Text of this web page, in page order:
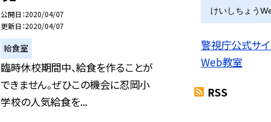
公開日 2020/04/07
更新日 2020/04/07
給食室
臨時休校期間中、給食を作ることが
できません。ぜひこの機会に忍岡小
学校の人気給食を...
けいしちょう
警視庁公式サイ
Web教室
RSS